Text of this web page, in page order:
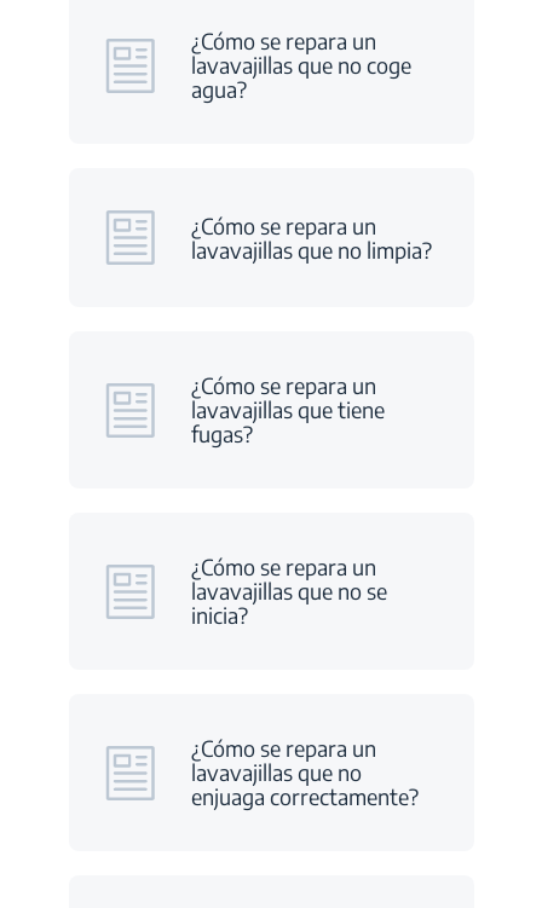
¿Cómo se repara un
lavavajillas que no coge
agua?
¿Cómo se repara un
lavavajillas que no limpia?
¿Cómo se repara un
lavavajillas que tiene
fugas?
¿Cómo se repara un
lavavajillas que no se
inicia?
¿Cómo se repara un
lavavajillas que no
enjuaga correctamente?